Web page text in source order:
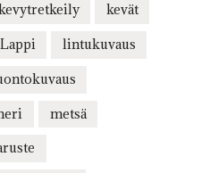
kevät
Lappi lintukuvaus
metsä